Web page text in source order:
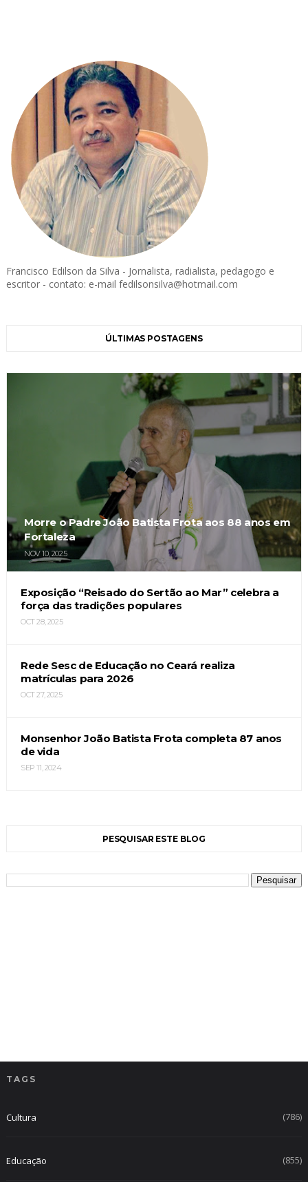
Francisco Edilson da Silva - Jornalista, radialista, pedagogo e
escritor - contato: e-mail fedilsonsilva@hotmail.com
ÚLTIMAS POSTAGENS
Morre o Padre João Batista Frota aos 88 anos em
Fortaleza
NOV 10, 2025
Exposição “Reisado do Sertão ao Mar” celebra a
força das tradições populares
OCT 28, 2025
Rede Sesc de Educação no Ceará realiza
matrículas para 2026
OCT 27, 2025
Monsenhor João Batista Frota completa 87 anos
de vida
SEP 11, 2024
PESQUISAR ESTE BLOG
TAGS
Cultura (786)
Educação (855)